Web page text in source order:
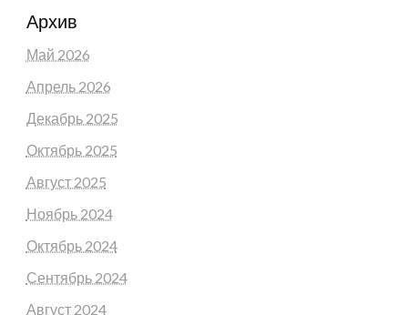
Архив
Май 2026
Апрель 2026
Декабрь 2025
Октябрь 2025
Август 2025
Ноябрь 2024
Октябрь 2024
Сентябрь 2024
Август 2024